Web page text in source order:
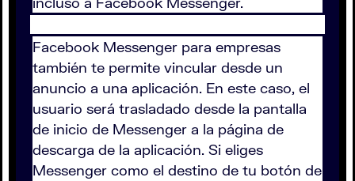
Facebook Messenger para empresas
también te permite vincular desde un
anuncio a una aplicación. En este caso, el
usuario será trasladado desde la pantalla
de inicio de Messenger a la página de
descarga de la aplicación. Si eliges
Messenger como el destino de tu botón de